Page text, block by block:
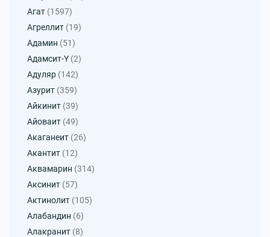
Агат (1597)
Агреллит (19)
Адамин (51)
Адамсит-Y (2)
Адуляр (142)
Азурит (359)
Айкинит (39)
Айоваит (49)
Акаганеит (26)
Акантит (12)
Аквамарин (314)
Аксинит (57)
Актинолит (105)
Алабандин (6)
Алакранит (8)